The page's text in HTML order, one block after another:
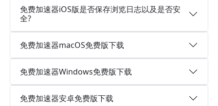
免费加速器iOS版是否保存浏览日志以及是否安
全?
免费加速器macOS免费版下载
免费加速器Windows免费版下载
免费加速器安卓免费版下载